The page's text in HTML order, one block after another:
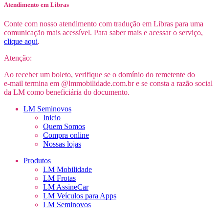
Atendimento em Libras
Conte com nosso atendimento com tradução em Libras para uma
comunicação mais acessível. Para saber mais e acessar o serviço,
clique aqui.
Atenção:
Ao receber um boleto, verifique se o domínio do remetente do
e-mail termina em @lmmobilidade.com.br e se consta a razão social
da LM como beneficiária do documento.
LM Seminovos
Inicio
Quem Somos
Compra online
Nossas lojas
Produtos
LM Mobilidade
LM Frotas
LM AssineCar
LM Veículos para Apps
LM Seminovos